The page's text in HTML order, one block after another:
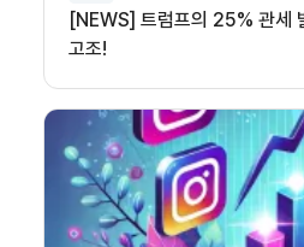
[NEWS] 트럼프의 25% 관세
고조!